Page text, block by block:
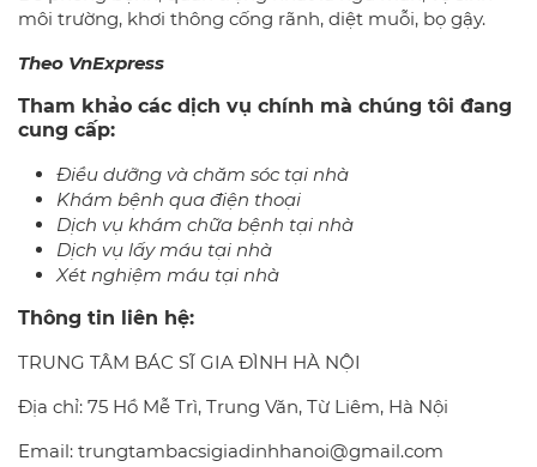
môi trường, khơi thông cống rãnh, diệt muỗi, bọ gậy.
Theo VnExpress
Tham khảo các dịch vụ chính mà chúng tôi đang
cung cấp:
Điều dưỡng và chăm sóc tại nhà
Khám bệnh qua điện thoại
Dịch vụ khám chữa bệnh tại nhà
Dịch vụ lấy máu tại nhà
Xét nghiệm máu tại nhà
Thông tin liên hệ:
TRUNG TÂM BÁC SĨ GIA ĐÌNH HÀ NỘI
Địa chỉ: 75 Hồ Mễ Trì, Trung Văn, Từ Liêm, Hà Nội
Email: trungtambacsigiadinhhanoi@gmail.com